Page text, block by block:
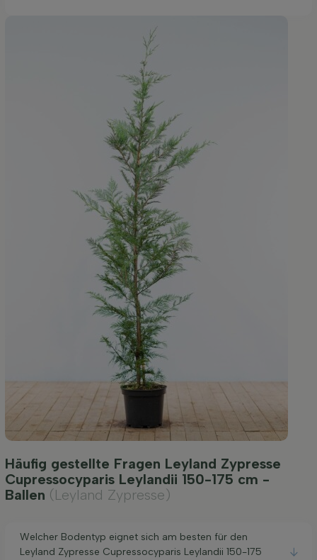
Häufig gestellte Fragen Leyland Zypresse
Cupressocyparis Leylandii 150-175 cm -
Ballen (Leyland Zypresse)
Welcher Bodentyp eignet sich am besten für den
Leyland Zypresse Cupressocyparis Leylandii 150-175